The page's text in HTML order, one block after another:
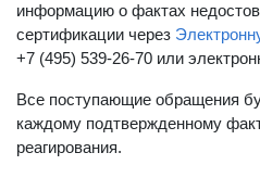
информацию о фактах
сертификации через
+7 (495) 539-26-70 или
Все поступающие обращения
каждому подтвержденному
реагирования.